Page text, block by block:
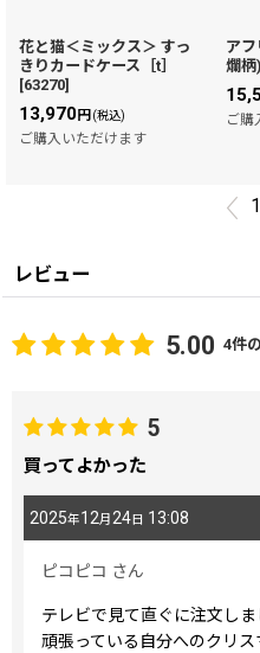
花と猫＜ミックス＞ すっ
きりカードケース［t］
[63270]
13,970円 (税込)
ご購入いただけます
ア
爛柄
ご購
1
レビュー
5.00 4件
5
買ってよかった
2025年12月 24 日 13:08
ピコピコ さん
テレビで見て直ぐに注文しま
頑張っている自分へのクリス